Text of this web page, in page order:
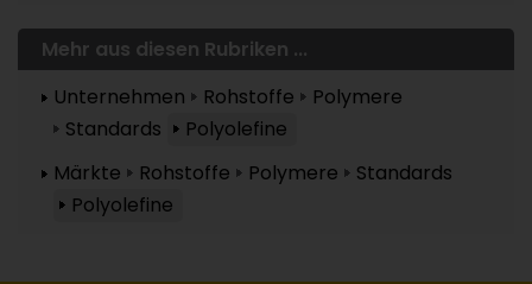
Mehr aus diesen Rubriken ...
Unternehmen
Rohstoffe
Polymere
Standards
Polyolefine
Märkte
Rohstoffe Polymere
Standards
Polyolefine